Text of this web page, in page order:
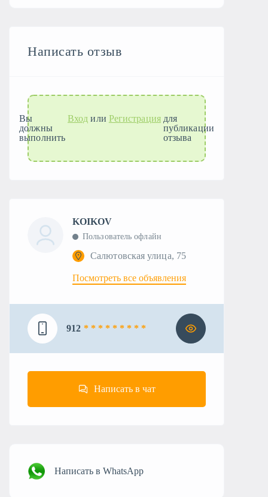
Написать отзыв
Вы
должны
выполнить
Вход или Регистрация для
публикации
отзыва
KOIKOV
Пользователь офлайн
Салютовская улица, 75
Посмотреть все объявления
912 * * * * * * * * *
Написать в чат
Написать в WhatsApp